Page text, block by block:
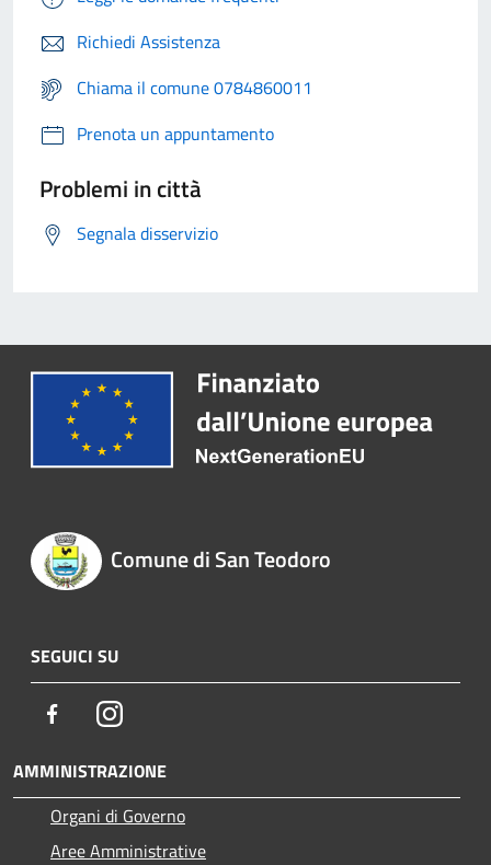
Richiedi Assistenza
Chiama il comune 0784860011
Prenota un appuntamento
Problemi in città
Segnala disservizio
Comune di San Teodoro
SEGUICI SU
FacebookInstagram
AMMINISTRAZIONE
Organi di Governo
Aree Amministrative